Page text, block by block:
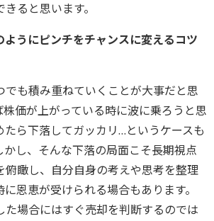
ると思います。
ようにピンチをチャンスに変えるコツ
でも積み重ねていくことが大事だと思
株価が上がっている時に波に乗ろうと思
たら下落してガッカリ…というケースも
かし、そんな下落の局面こそ長期視点
俯瞰し、自分自身の考えや思考を整理
恩恵が受けられる場合もあります。
た場合にはすぐ売却を判断するのでは